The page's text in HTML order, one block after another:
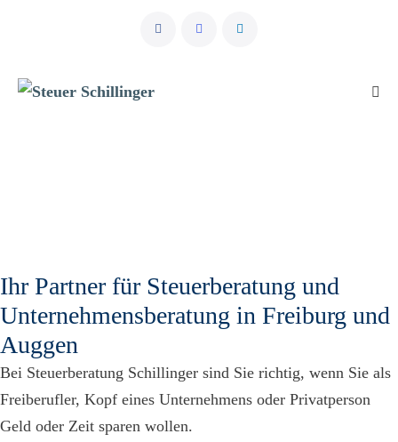
Ihr Partner für Steuerberatung und
Unternehmensberatung in Freiburg und
Auggen
Bei Steuerberatung Schillinger sind Sie richtig, wenn Sie als
Freiberufler, Kopf eines Unternehmens oder Privatperson
Geld oder Zeit sparen wollen.